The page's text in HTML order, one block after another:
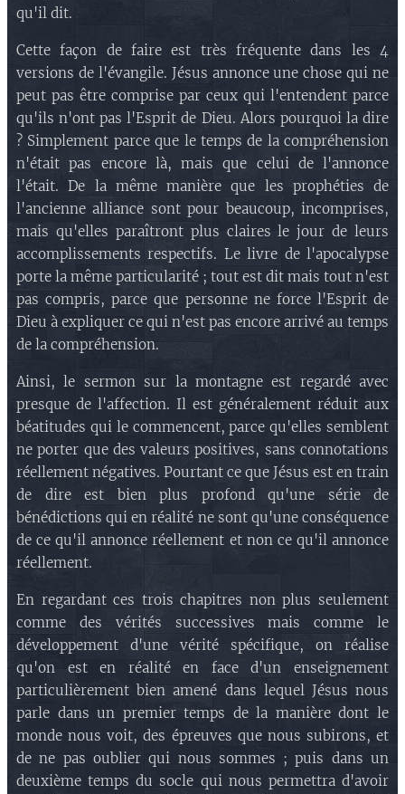
qu'il dit.
Cette façon de faire est très fréquente dans les 4
versions de l'évangile. Jésus annonce une chose qui ne
peut pas être comprise par ceux qui l'entendent parce
qu'ils n'ont pas l'Esprit de Dieu. Alors pourquoi la dire
? Simplement parce que le temps de la compréhension
n'était pas encore là, mais que celui de l'annonce
l'était. De la même manière que les prophéties de
l'ancienne alliance sont pour beaucoup, incomprises,
mais qu'elles paraîtront plus claires le jour de leurs
accomplissements respectifs. Le livre de l'apocalypse
porte la même particularité ; tout est dit mais tout n'est
pas compris, parce que personne ne force l'Esprit de
Dieu à expliquer ce qui n'est pas encore arrivé au temps
de la compréhension.
Ainsi, le sermon sur la montagne est regardé avec
presque de l'affection. Il est généralement réduit aux
béatitudes qui le commencent, parce qu'elles semblent
ne porter que des valeurs positives, sans connotations
réellement négatives. Pourtant ce que Jésus est en train
de dire est bien plus profond qu'une série de
bénédictions qui en réalité ne sont qu'une conséquence
de ce qu'il annonce réellement et non ce qu'il annonce
réellement.
En regardant ces trois chapitres non plus seulement
comme des vérités successives mais comme le
développement d'une vérité spécifique, on réalise
qu'on est en réalité en face d'un enseignement
particulièrement bien amené dans lequel Jésus nous
parle dans un premier temps de la manière dont le
monde nous voit, des épreuves que nous subirons, et
de ne pas oublier qui nous sommes ; puis dans un
deuxième temps du socle qui nous permettra d'avoir